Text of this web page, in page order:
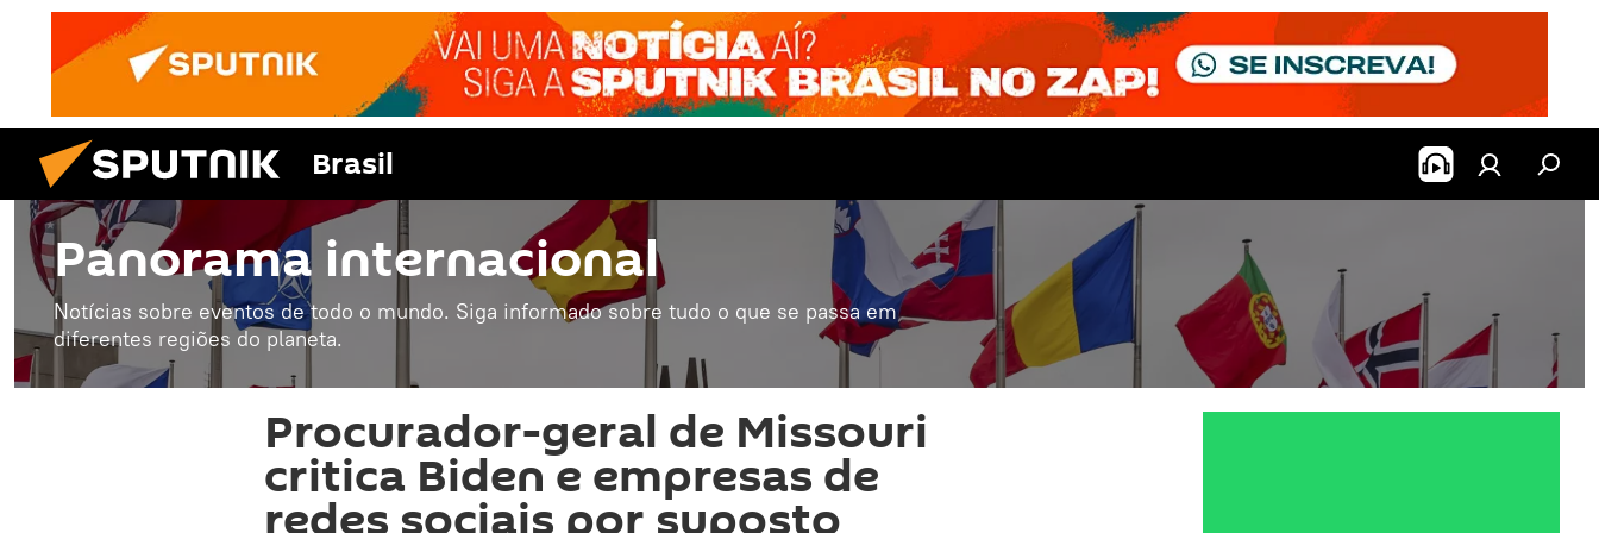
Brasil
Panorama internacional
Notícias sobre eventos de todo o mundo. Siga informado sobre tudo o que se passa em
diferentes regiões do planeta.
Procurador-geral de Missouri
critica Biden e empresas de